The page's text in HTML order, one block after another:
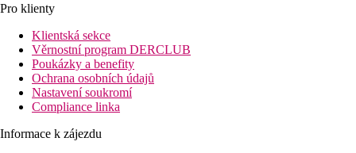
Pro klienty
Klientská sekce
Věrnostní program DERCLUB
Poukázky a benefity
Ochrana osobních údajů
Nastavení soukromí
Compliance linka
Informace k zájezdu